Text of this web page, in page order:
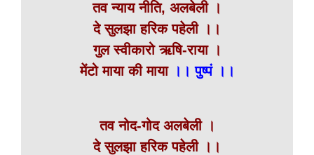
तव न्याय नीति, अलबेली ।
दे सुलझा हरिक पहेली ।।
गुल स्वीकारो ऋषि-राया ।
मेंटो माया की माया ।। पुष्पं ।।
तव नोद-गोद अलबेली ।
दे सुलझा हरिक पहेली ।।